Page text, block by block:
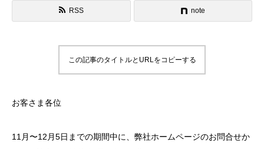
RSS note
この記事のタイトルとURLをコピーする
お客さま各位
11月〜12月5日までの期間中に、弊社ホームページのお問合せか